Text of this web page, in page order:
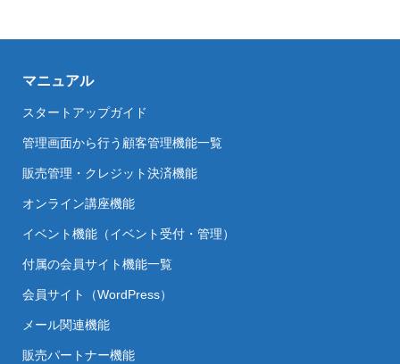
マニュアル
スタートアップガイド
管理画面から行う顧客管理機能一覧
販売管理・クレジット決済機能
オンライン講座機能
イベント機能（イベント受付・管理）
付属の会員サイト機能一覧
会員サイト（WordPress）
メール関連機能
販売パートナー機能